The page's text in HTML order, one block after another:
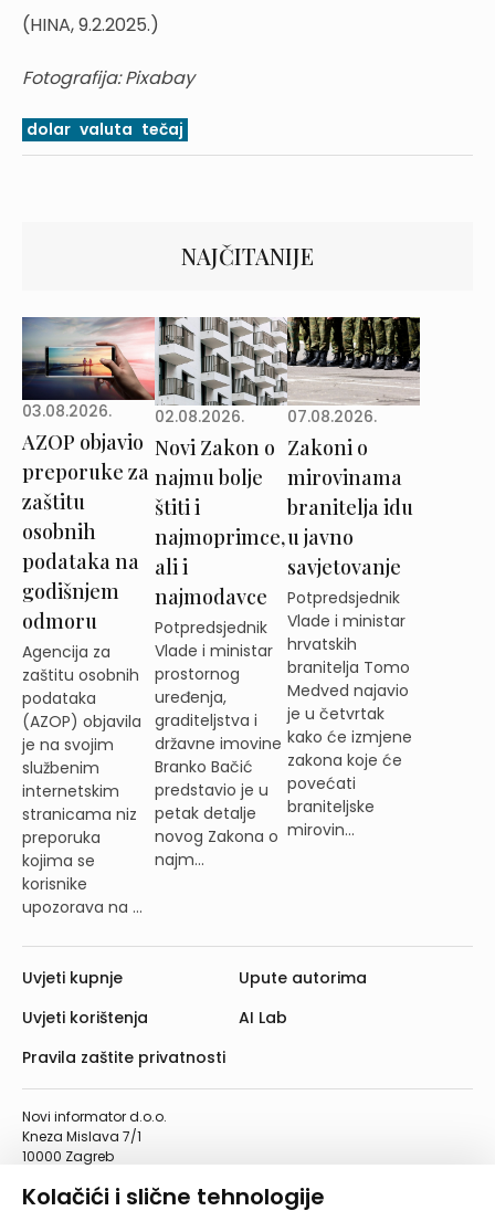
Kolačići i slične tehnologije
(HINA, 9.2.2025.)
Fotografija: Pixabay
dolar valuta tečaj
NAJČITANIJE
03.08.2026.
AZOP objavio
preporuke za
zaštitu
osobnih
podataka na
godišnjem
odmoru
Agencija za
zaštitu osobnih
podataka
(AZOP) objavila
je na svojim
službenim
internetskim
stranicama niz
preporuka
kojima se
korisnike
upozorava na ...
02.08.2026.
Novi Zakon o
najmu bolje
štiti i
najmoprimce,
ali i
najmodavce
Potpredsjednik
Vlade i ministar
prostornog
uređenja,
graditeljstva i
državne imovine
Branko Bačić
predstavio je u
petak detalje
novog Zakona o
najm...
07.08.2026.
Zakoni o
mirovinama
branitelja idu
u javno
savjetovanje
Potpredsjednik
Vlade i ministar
hrvatskih
branitelja Tomo
Medved najavio
je u četvrtak
kako će izmjene
zakona koje će
povećati
braniteljske
mirovin...
Novi informator d.o.o.
Kneza Mislava 7/1
10000 Zagreb
Telefaks: 01/4612-553
Uvjeti kupnje
Uvjeti korištenja
Pravila zaštite privatnosti
Upute autorima
AI Lab